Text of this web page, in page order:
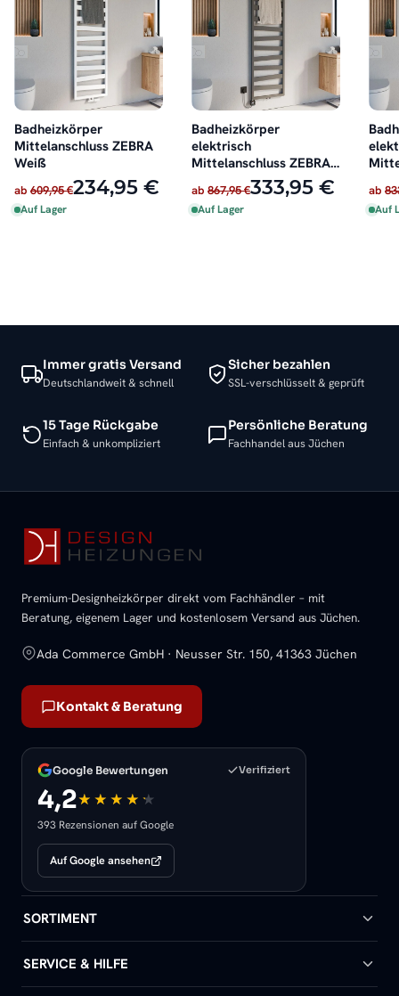
Badheizkörper
Mittelanschluss ZEBRA
Weiß
ab 609,95 €234,95 €
Auf Lager
Badheizkörper
elektrisch
Mittelanschluss ZEBRA
Anthrazit inkl. Heizstab
ab 867,95 €333,95 €
Auf Lager
ab
Auf
Immer gratis Versand
Deutschlandweit & schnell
Sicher bezahlen
SSL-verschlüsselt & geprüft
15 Tage Rückgabe
Einfach & unkompliziert
Persönliche Beratung
Fachhandel aus Jüchen
Premium-Designheizkörper direkt vom Fachhändler – mit
Beratung, eigenem Lager und kostenlosem Versand aus Jüchen.
Ada Commerce GmbH · Neusser Str. 150, 41363 Jüchen
Kontakt & Beratung
Google Bewertungen Verifiziert
4,2
393 Rezensionen auf Google
Auf Google ansehen
SORTIMENT
Badheizkörper
SERVICE & HILFE